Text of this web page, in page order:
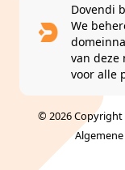
Dovendi
We
van deze
voor alle
© 2026